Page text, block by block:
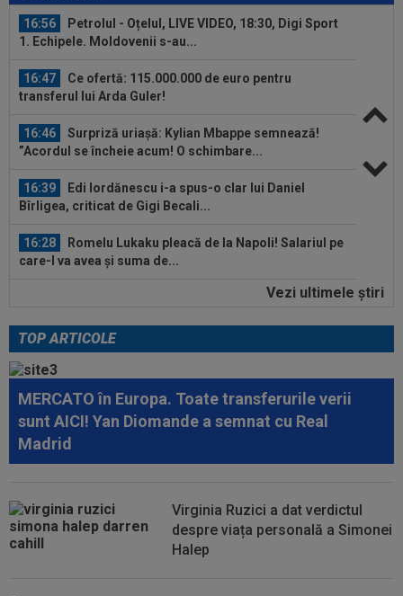
16:47
Ce ofertă: 115.000.000 de euro pentru
transferul lui Arda Guler!
16:46
Surpriză uriașă: Kylian Mbappe semnează!
”Acordul se încheie acum! O schimbare...
16:39
Edi Iordănescu i-a spus-o clar lui Daniel
Bîrligea, criticat de Gigi Becali...
16:28
Romelu Lukaku pleacă de la Napoli! Salariul pe
care-l va avea și suma de...
16:10
FCSB a luat decizia în cazul lui Ștefan
Târnovanu, după ce l-a scos din lot
Chindia - Metaloglobus
16:57 EXCLUSIV
Promisiunea pe care i-a făcut-o
Ioan Varga lui Marius Șumudică
16:56
Petrolul - Oțelul, LIVE VIDEO, 18:30, Digi Sport
1. Echipele. Moldovenii s-au...
16:47
Ce ofertă: 115.000.000 de euro pentru
16:46
Surpriză uriașă: Kylian Mbappe semnează!
”Acordul se încheie acum! O schimbare...
Vezi ultimele ştiri
TOP ARTICOLE
MERCATO în Europa. Toate transferurile verii
sunt AICI! Yan Diomande a semnat cu Real
Madrid
Virginia Ruzici a dat verdictul
despre viața personală a Simonei
Halep